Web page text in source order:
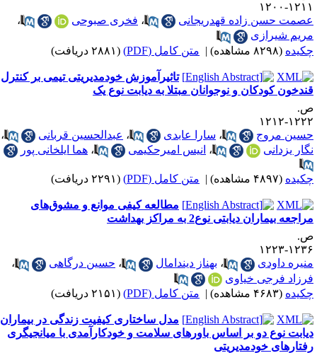
۱۲۰۰
حسن زاده قهدریجانی
،فخری صبوحی
،
شیرازی
(۸۲۹۸ مشاهده) | متن کامل (PDF) (۲۸۸۱ دریافت)
تاثیرآموزش خودمدیریتی تیمی بر کنترل
کودکان و نوجوانان مبتلا به دیابت نوع یک
۱۲۱۲
مروج
،سارا عابدی ،عبدالحسین قربانی
،
یزدانی
،انیس امیرحکیمی ،هما ایلخانی پور
(۴۸۹۷ مشاهده) | متن کامل (PDF) (۲۲۹۱ دریافت)
مطالعه کیفی موانع و مشوق‌های
بیماران دیابتی نو‌ع2 به مراکز بهداشت
۱۲۲۳
داودی
،بهناز دیندامال ،حسین درگاهی
،
فرجی خیاوی
(۴۶۸۳ مشاهده) | متن کامل (PDF) (۲۱۵۱ دریافت)
مدل ساختاری کیفیت زندگی در بیماران
نوع دو بر اساس باورهای سلامت و خودکارآمدی با میانجیگری
خودمدیریتی